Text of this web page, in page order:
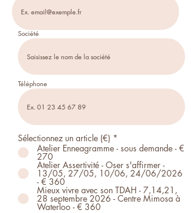
Société
Téléphone
Sélectionnez un article (€) *
Atelier Enneagramme - sous demande - €
270
Atelier Assertivité - Oser s'affirmer -
13/05, 27/05, 10/06, 24/06/2026
- € 360
Mieux vivre avec son TDAH - 7,14,21,
28 septembre 2026 - Centre Mimosa à
Waterloo - € 360